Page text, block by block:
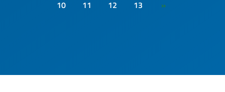
10
11 12 13 »